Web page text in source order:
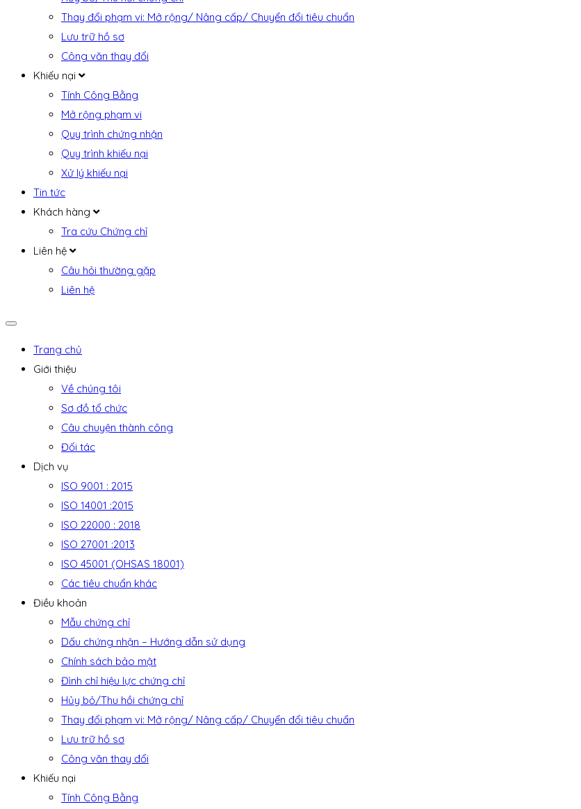
Thay đổi phạm vi: Mở rộng/ Nâng cấp/ Chuyển đổi tiêu chuẩn
Lưu trữ hồ sơ
Công văn thay đổi
Khiếu nại
Tính Công Bằng
Mở rộng phạm vi
Quy trình chứng nhận
Quy trình khiếu nại
Xử lý khiếu nại
Tin tức
Khách hàng
Tra cứu Chứng chỉ
Liên hệ
Câu hỏi thường gặp
Liên hệ
Trang chủ
Giới thiệu
Về chúng tôi
Sơ đồ tổ chức
Câu chuyện thành công
Đối tác
Dịch vụ
ISO 9001 : 2015
ISO 14001 :2015
ISO 22000 : 2018
ISO 27001 :2013
ISO 45001 (OHSAS 18001)
Các tiêu chuẩn khác
Điều khoản
Mẫu chứng chỉ
Dấu chứng nhận – Hướng dẫn sử dụng
Chính sách bảo mật
Đình chỉ hiệu lực chứng chỉ
Hủy bỏ/Thu hồi chứng chỉ
Thay đổi phạm vi: Mở rộng/ Nâng cấp/ Chuyển đổi tiêu chuẩn
Lưu trữ hồ sơ
Công văn thay đổi
Khiếu nại
Tính Công Bằng